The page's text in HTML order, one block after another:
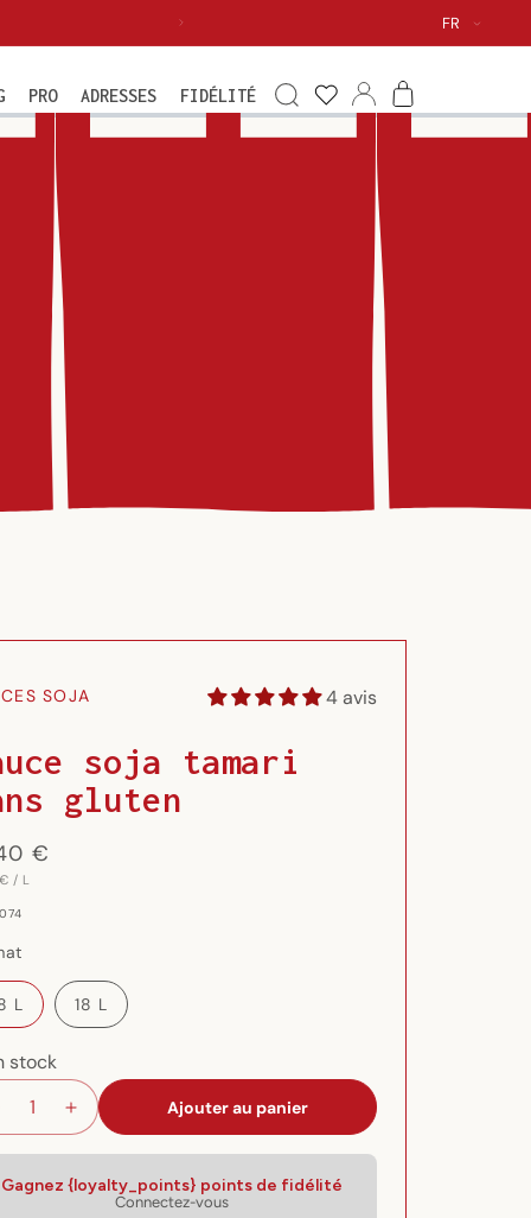
FR
PRO ADRESSES FIDÉLITÉ
ma
wishlist
ConnexionPanier
SOJA 4 avis
soja tamari
gluten
€
/ PAR
L
L 18 L
stock
de
Augmenter
la
de
Sauce
Ajouter au panier
Gagnez {loyalty_points} points de fidélité
Connectez-vous